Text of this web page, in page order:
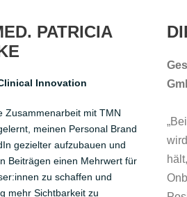
PATRICIA
Innovation
Zusammenarbeit mit TMN
meinen Personal Brand
gezielter aufzubauen und
Beiträgen einen Mehrwert für
zu schaffen und
mehr Sichtbarkeit zu